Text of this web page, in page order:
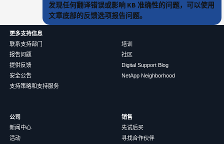
发现任何翻译错误或影响 KB 准确性的问题，可以使用
文章底部的反馈选项报告问题。
更多支持信息
联系支持部门
报告问题
提供反馈
安全公告
支持策略和支持服务
培训
社区
Digital Support Blog
NetApp Neighborhood
公司
新闻中心
活动
销售
先试后买
寻找合作伙伴